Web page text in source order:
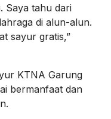
Saya tahu dari
di alun-alun.
sayur gratis,”
KTNA Garung
bermanfaat dan